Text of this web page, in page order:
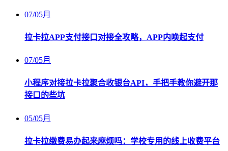
07/05月
拉卡拉APP支付接口对接全攻略，APP内唤起支付
07/05月
小程序对接拉卡拉聚合收银台API，手把手教你避开那
接口的些坑
05/05月
拉卡拉缴费易办起来麻烦吗：学校专用的线上收费平台